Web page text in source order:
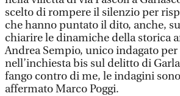
scelto di rompere il silenzio per
che hanno puntato il dito, anche,
chiarire le dinamiche della storica
Andrea Sempio, unico indagato
nell’inchiesta bis sul delitto di
fango contro di me, le indagini
affermato Marco Poggi.